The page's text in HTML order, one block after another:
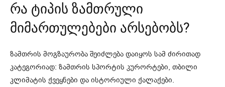
რა ტიპის ზამთრული
მიმართულებები არსებობს?
ზამთრის მოგზაურობა შეიძლება დაიყოს სამ ძირითად
კატეგორიად: ზამთრის სპორტის კურორტები, თბილი
კლიმატის ქვეყნები და ისტორიული ქალაქები.